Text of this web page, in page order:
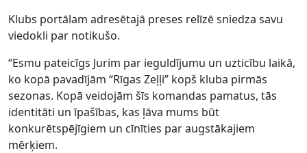
Klubs portālam adresētajā preses relīzē sniedza savu
viedokli par notikušo.
“Esmu pateicīgs Jurim par ieguldījumu un uzticību laikā,
ko kopā pavadījām “Rīgas Zeļļi” kopš kluba pirmās
sezonas. Kopā veidojām šīs komandas pamatus, tās
identitāti un īpašības, kas ļāva mums būt
konkurētspējīgiem un cīnīties par augstākajiem
mērķiem.